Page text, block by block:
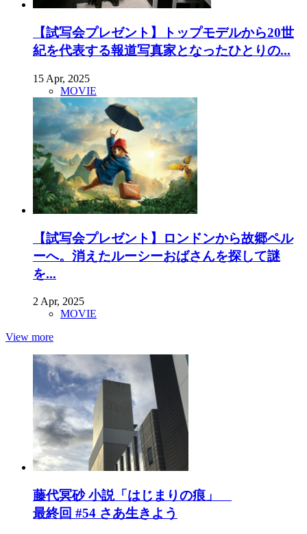
【試写会プレゼント】トップモデルから20世
紀を代表する報道写真家となったひとりの...
15 Apr, 2025
MOVIE
【試写会プレゼント】ロンドンから故郷ペル
ーへ。消えたルーシーおばさんを探して謎
を...
2 Apr, 2025
MOVIE
View more
藤代冥砂 小説「はじまりの痕」
最終回 #54 さあ生きよう